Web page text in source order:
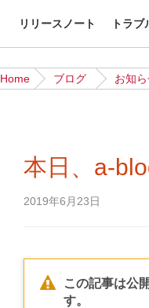
リリースノート トラ
Home ブログ お知
本日、a-
2019年6月23日
この記事は公
す。